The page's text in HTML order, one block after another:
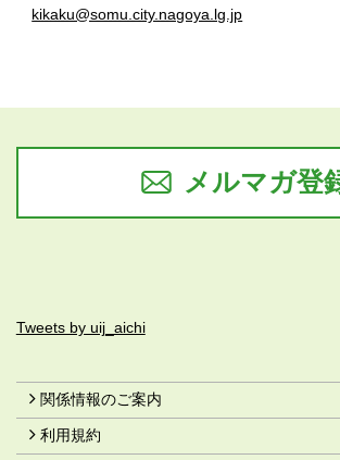
kikaku@somu.city.nagoya.lg.jp
メルマガ登
Tweets by uij_aichi
関係情報のご案内
利用規約